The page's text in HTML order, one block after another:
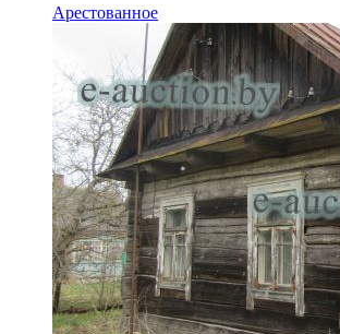
Арестованное